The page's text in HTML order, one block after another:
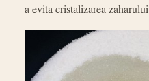
a evita cristalizarea